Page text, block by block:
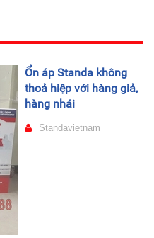
Ổn áp Standa không
thoả hiệp với hàng giả,
hàng nhái
Standavietnam